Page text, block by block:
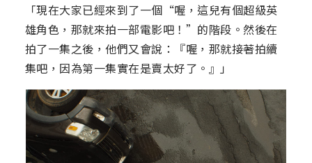
「現在大家已經來到了一個“喔，這兒有個超級英
雄角色，那就來拍一部電影吧！”的階段。然後在
拍了一集之後，他們又會說：『喔，那就接著拍續
集吧，因為第一集實在是賣太好了。』」